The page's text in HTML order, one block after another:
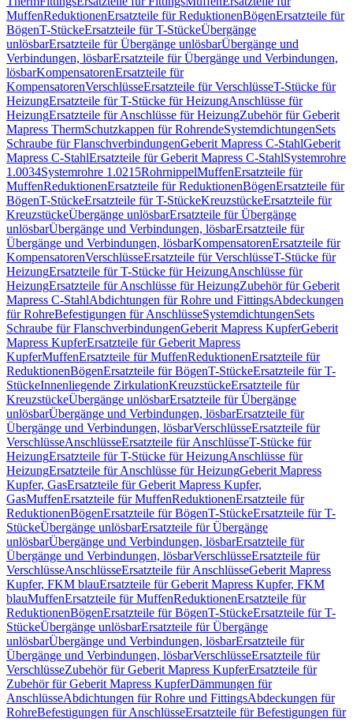
MuffenReduktionenErsatzteile für ReduktionenBögenErsatzteile für
BögenT-StückeErsatzteile für T-StückeÜbergänge
unlösbarErsatzteile für Übergänge unlösbarÜbergänge und
Verbindungen, lösbarErsatzteile für Übergänge und Verbindungen,
lösbarKompensatorenErsatzteile für
KompensatorenVerschlüsseErsatzteile für VerschlüsseT-Stücke für
HeizungErsatzteile für T-Stücke für HeizungAnschlüsse für
HeizungErsatzteile für Anschlüsse für HeizungZubehör für Geberit
Mapress ThermSchutzkappen für RohrendeSystemdichtungenSets
Schraube für FlanschverbindungenGeberit Mapress C-StahlGeberit
Mapress C-StahlErsatzteile für Geberit Mapress C-StahlSystemrohre
1.0034Systemrohre 1.0215RohrnippelMuffenErsatzteile für
MuffenReduktionenErsatzteile für ReduktionenBögenErsatzteile für
BögenT-StückeErsatzteile für T-StückeKreuzstückeErsatzteile für
KreuzstückeÜbergänge unlösbarErsatzteile für Übergänge
unlösbarÜbergänge und Verbindungen, lösbarErsatzteile für
Übergänge und Verbindungen, lösbarKompensatorenErsatzteile für
KompensatorenVerschlüsseErsatzteile für VerschlüsseT-Stücke für
HeizungErsatzteile für T-Stücke für HeizungAnschlüsse für
HeizungErsatzteile für Anschlüsse für HeizungZubehör für Geberit
Mapress C-StahlAbdichtungen für Rohre und FittingsAbdeckungen
für RohreBefestigungen für AnschlüsseSystemdichtungenSets
Schraube für FlanschverbindungenGeberit Mapress KupferGeberit
Mapress KupferErsatzteile für Geberit Mapress
KupferMuffenErsatzteile für MuffenReduktionenErsatzteile für
ReduktionenBögenErsatzteile für BögenT-StückeErsatzteile für T-
StückeInnenliegende ZirkulationKreuzstückeErsatzteile für
KreuzstückeÜbergänge unlösbarErsatzteile für Übergänge
unlösbarÜbergänge und Verbindungen, lösbarErsatzteile für
Übergänge und Verbindungen, lösbarVerschlüsseErsatzteile für
VerschlüsseAnschlüsseErsatzteile für AnschlüsseT-Stücke für
HeizungErsatzteile für T-Stücke für HeizungAnschlüsse für
HeizungErsatzteile für Anschlüsse für HeizungGeberit Mapress
Kupfer, GasErsatzteile für Geberit Mapress Kupfer,
GasMuffenErsatzteile für MuffenReduktionenErsatzteile für
ReduktionenBögenErsatzteile für BögenT-StückeErsatzteile für T-
StückeÜbergänge unlösbarErsatzteile für Übergänge
unlösbarÜbergänge und Verbindungen, lösbarErsatzteile für
Übergänge und Verbindungen, lösbarVerschlüsseErsatzteile für
VerschlüsseAnschlüsseErsatzteile für AnschlüsseGeberit Mapress
Kupfer, FKM blauErsatzteile für Geberit Mapress Kupfer, FKM
blauMuffenErsatzteile für MuffenReduktionenErsatzteile für
ReduktionenBögenErsatzteile für BögenT-StückeErsatzteile für T-
StückeÜbergänge unlösbarErsatzteile für Übergänge
unlösbarÜbergänge und Verbindungen, lösbarErsatzteile für
Übergänge und Verbindungen, lösbarVerschlüsseErsatzteile für
VerschlüsseZubehör für Geberit Mapress KupferErsatzteile für
Zubehör für Geberit Mapress KupferDämmungen für
AnschlüsseAbdichtungen für Rohre und FittingsAbdeckungen für
RohreBefestigungen für AnschlüsseErsatzteile für Befestigungen für